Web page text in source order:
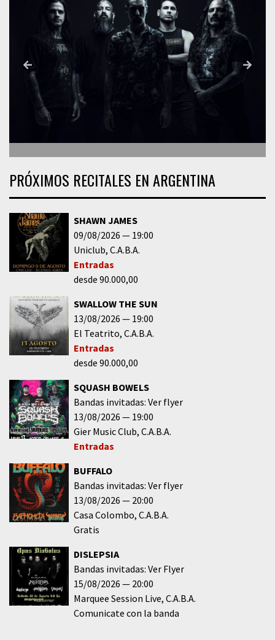
PRÓXIMOS RECITALES EN ARGENTINA
SHAWN JAMES
09/08/2026
19:00
Uniclub C.A.B.A.
Entradas
desde 90.000,00
SWALLOW THE SUN
13/08/2026
19:00
El Teatrito C.A.B.A.
Entradas
desde 90.000,00
SQUASH BOWELS
Bandas invitadas: Ver flyer
13/08/2026
19:00
Gier Music Club C.A.B.A.
Entradas
BUFFALO
Bandas invitadas: Ver flyer
13/08/2026
20:00
Casa Colombo C.A.B.A.
Gratis
DISLEPSIA
Bandas invitadas: Ver Flyer
15/08/2026
20:00
Marquee Session Live C.A.B.A.
Comunicate con la banda